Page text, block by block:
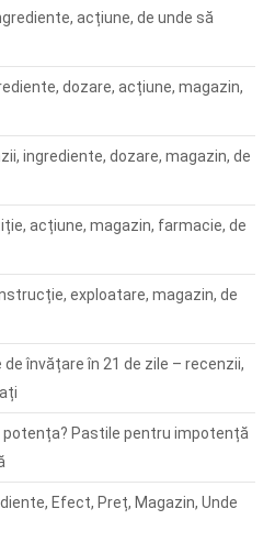
acțiune, de unde să
dozare, acțiune, magazin,
ingrediente, dozare, magazin, de
acțiune, magazin, farmacie, de
exploatare, magazin, de
învățare în 21 de zile – recenzii,
potența? Pastile pentru impotență
Efect, Preț, Magazin, Unde